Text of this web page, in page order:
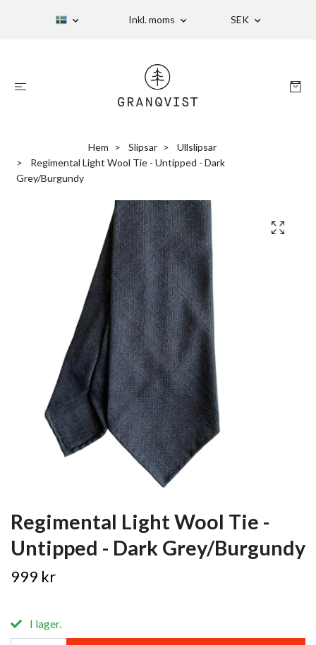
Inkl. moms SEK
Hem Slipsar
Ullslipsar
Regimental Light Wool Tie - Untipped - Dark
Grey/Burgundy
Regimental Light Wool Tie -
Untipped - Dark Grey/Burgundy
999 kr
I lager.